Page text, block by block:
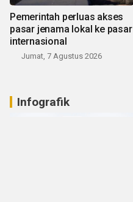
Pemerintah perluas akses
pasar jenama lokal ke pasar
internasional
Jumat, 7 Agustus 2026
Infografik